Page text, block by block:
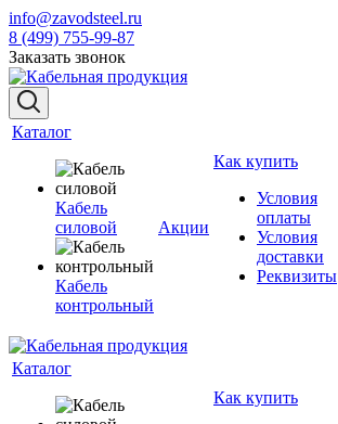
info@zavodsteel.ru
8 (499) 755-99-87
Заказать звонок
Каталог
Кабель
силовой
Кабель
контрольный
Акции
Как купить
Условия
оплаты
Условия
доставки
Реквизиты
Каталог
Как купить